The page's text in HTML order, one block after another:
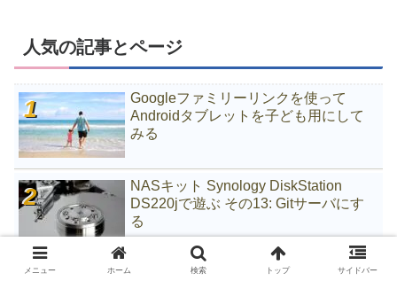
人気の記事とページ
Googleファミリーリンクを使って
Androidタブレットを子ども用にして
みる
NASキット Synology DiskStation
DS220jで遊ぶ その13: Gitサーバにす
る
中華カーナビHizpo AD601で遊ぶ その
メニュー ホーム 検索 トップ サイドバー